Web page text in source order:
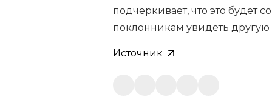
подчёркивает, что это будет
поклонникам увидеть другую
Источник